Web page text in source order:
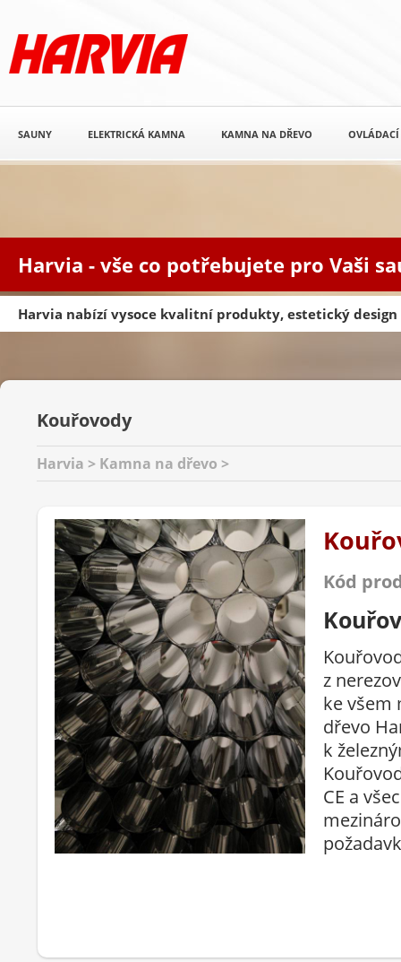
Harvia - vše co potřebujete pro Vaši
Harvia nabízí vysoce kvalitní produkty, estetický design
SAUNY ELEKTRICKÁ KAMNA KAMNA NA DŘEVO OVLÁDACÍ
Kouřovody
Harvia > Kamna na dřevo >
Kód
z
ke všem
dřevo
k
CE a